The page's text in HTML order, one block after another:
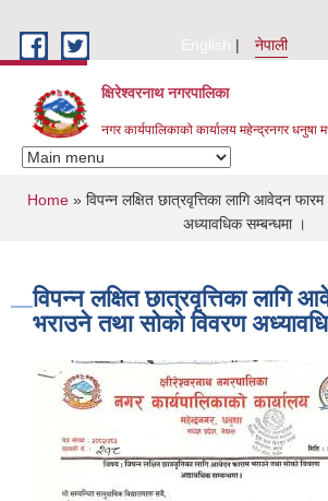
English
नेपाली
क्षिरेश्वरनाथ नगरपालिका
नगर कार्यपालिकाको कार्यालय महेन्द्रनगर धनुषा
You are here
Home » विपन्न लक्षित छात्रवृत्तिका लागि आवेदन
अध्यावधिक सम्बन्धमा ।
विपन्न लक्षित छात्रवृत्तिका लागि
भराउने तथा सोको विवरण